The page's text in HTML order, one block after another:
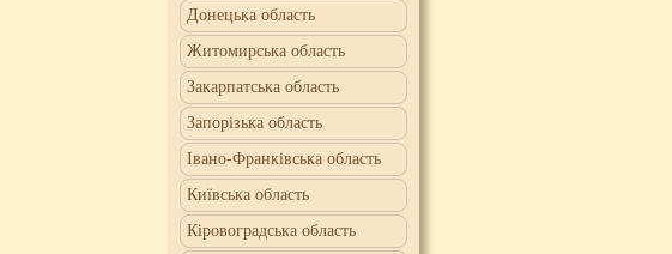
Донецька область
Житомирська область
Закарпатська область
Запорізька область
Івано-Франківська область
Київська область
Кіровоградська область